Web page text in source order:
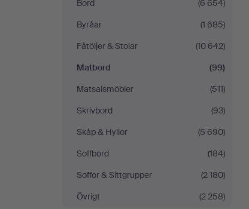
Auktionsverk
Sickla
Bord
(6 654)
Byråar
(1 685)
Fåtöljer & Stolar
(10 642)
Matbord
(99)
Matsalsmöbler
(511)
Skrivbord
(93)
Skåp & Hyllor
(5 690)
Soffbord
(184)
Soffor & Sittgrupper
(2 180)
Övrigt
(2 258)